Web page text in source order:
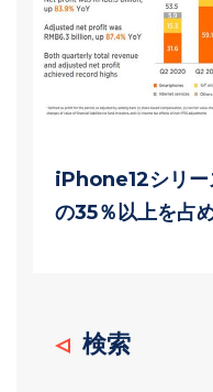
iPhone12シリー
の35％以上を占
検索